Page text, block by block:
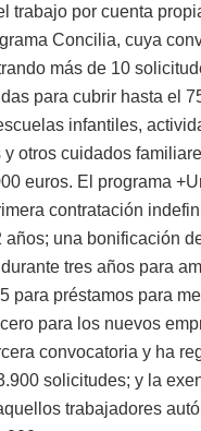
trabajo por cuenta
Concilia, cuya
más de 10
para cubrir hasta el
infantiles,
otros cuidados
euros. El programa
contratación
años; una bonificación
tres años para
para préstamos para
para los nuevos
convocatoria y ha
solicitudes; y la
trabajadores